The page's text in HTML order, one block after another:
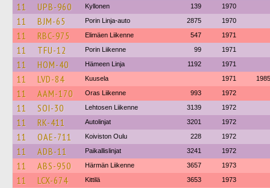
11 UPB-960 Kyllonen 139 1970
11 BJM-65 Porin Linja-auto 2875 1970
11 RBC-975 Elimäen Liikenne 547 1971
11 TFU-12 Porin Liikenne 99 1971
11 HOM-40 Hämeen Linja 1192 1971
11 LVD-84 Kuusela 1971 1985
11 AAM-170 Oras Liikenne 993 1972
11 SOI-30 Lehtosen Liikenne 3139 1972
11 RK-411 Autolinjat 3201 1972
11 OAE-711 Koiviston Oulu 228 1972
11 ADB-11 Paikallislinjat 3241 1972
11 ABS-950 Härmän Liikenne 3657 1973
11 LCX-674 Kittilä 3653 1973